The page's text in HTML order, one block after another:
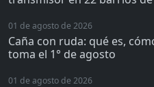
01 de agosto de 2026
Caña con ruda: qué es,
toma el 1° de agosto
01 de agosto de 2026